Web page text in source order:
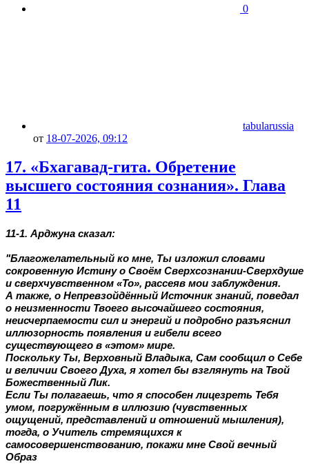
0
tabularussia
от 18-07-2026, 09:12
17. «Бхагавад-гита. Обретение
высшего состояния сознания». Глава
11
11-1. Арджуна сказал:
"Благожелательный ко мне, Ты изложил словами
сокровенную Истину о Своём Сверхсознании-Сверхдуше
и сверхчувственном «То», рассеяв мои заблуждения.
А также, о Непревзойдённый Источник знаний, поведал
о неизменности Твоего высочайшего состояния,
неисчерпаемости сил и энергий и подробно разъяснил
иллюзорность появления и гибели всего
существующего в «этом» мире.
Поскольку Ты, Верховный Владыка, Сам сообщил о Себе
и величии Своего Духа, я хотел бы взглянуть на Твой
Божественный Лик.
Если Ты полагаешь, что я способен лицезреть Тебя
умом, погружённым в иллюзию (чувственных
ощущений, представлений и отношений мышления),
тогда, о Учитель стремящихся к
самосовершенствованию, покажи мне Свой вечный
Образ